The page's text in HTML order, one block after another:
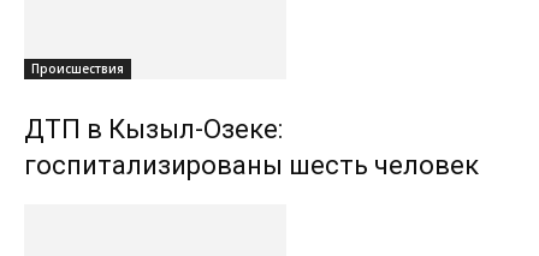
Происшествия
ДТП в Кызыл-Озеке:
госпитализированы шесть человек